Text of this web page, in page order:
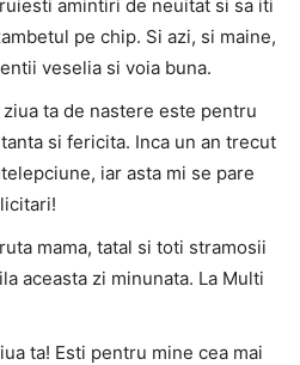
amintiri de neuitat si sa iti
pe chip. Si azi, si maine,
veselia si voia buna.
ta de nastere este pentru
si fericita. Inca un an trecut
iar asta mi se pare
mama, tatal si toti stramosii
aceasta zi minunata. La Multi
ta! Esti pentru mine cea mai